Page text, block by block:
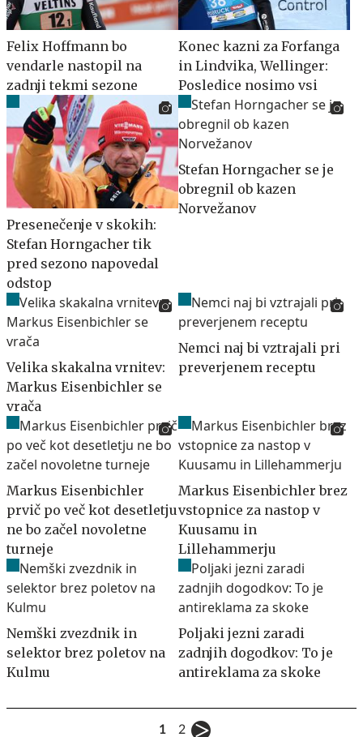
Felix Hoffmann bo
vendarle nastopil na
zadnji tekmi sezone
Konec kazni za Forfanga
in Lindvika, Wellinger:
Posledice nosimo vsi
Presenečenje v skokih:
Stefan Horngacher tik
pred sezono napovedal
odstop
Stefan Horngacher se je
obregnil ob kazen
Norvežanov
Velika skakalna vrnitev:
Markus Eisenbichler se
vrača
Nemci naj bi vztrajali pri
preverjenem receptu
Markus Eisenbichler
prvič po več kot desetletju
ne bo začel novoletne
turneje
Markus Eisenbichler brez
vstopnice za nastop v
Kuusamu in
Lillehammerju
Nemški zvezdnik in
selektor brez poletov na
Kulmu
Poljaki jezni zaradi
zadnjih dogodkov: To je
antireklama za skoke
1 2